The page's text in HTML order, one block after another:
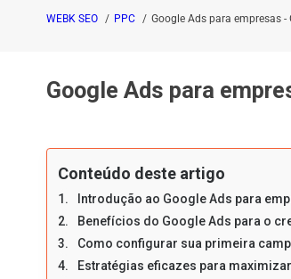
WEBK SEO PPC Google Ads para empresas -
Google Ads para
Conteúdo deste artigo
Introdução ao Google Ads para
Benefícios do Google Ads para o
Como configurar sua primeira
Estratégias eficazes para